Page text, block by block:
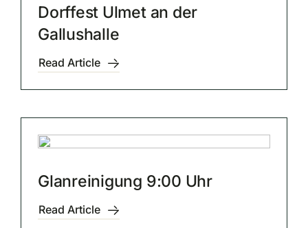
Dorffest Ulmet an der
Gallushalle
Read Article
Glanreinigung 9:00 Uhr
Read Article